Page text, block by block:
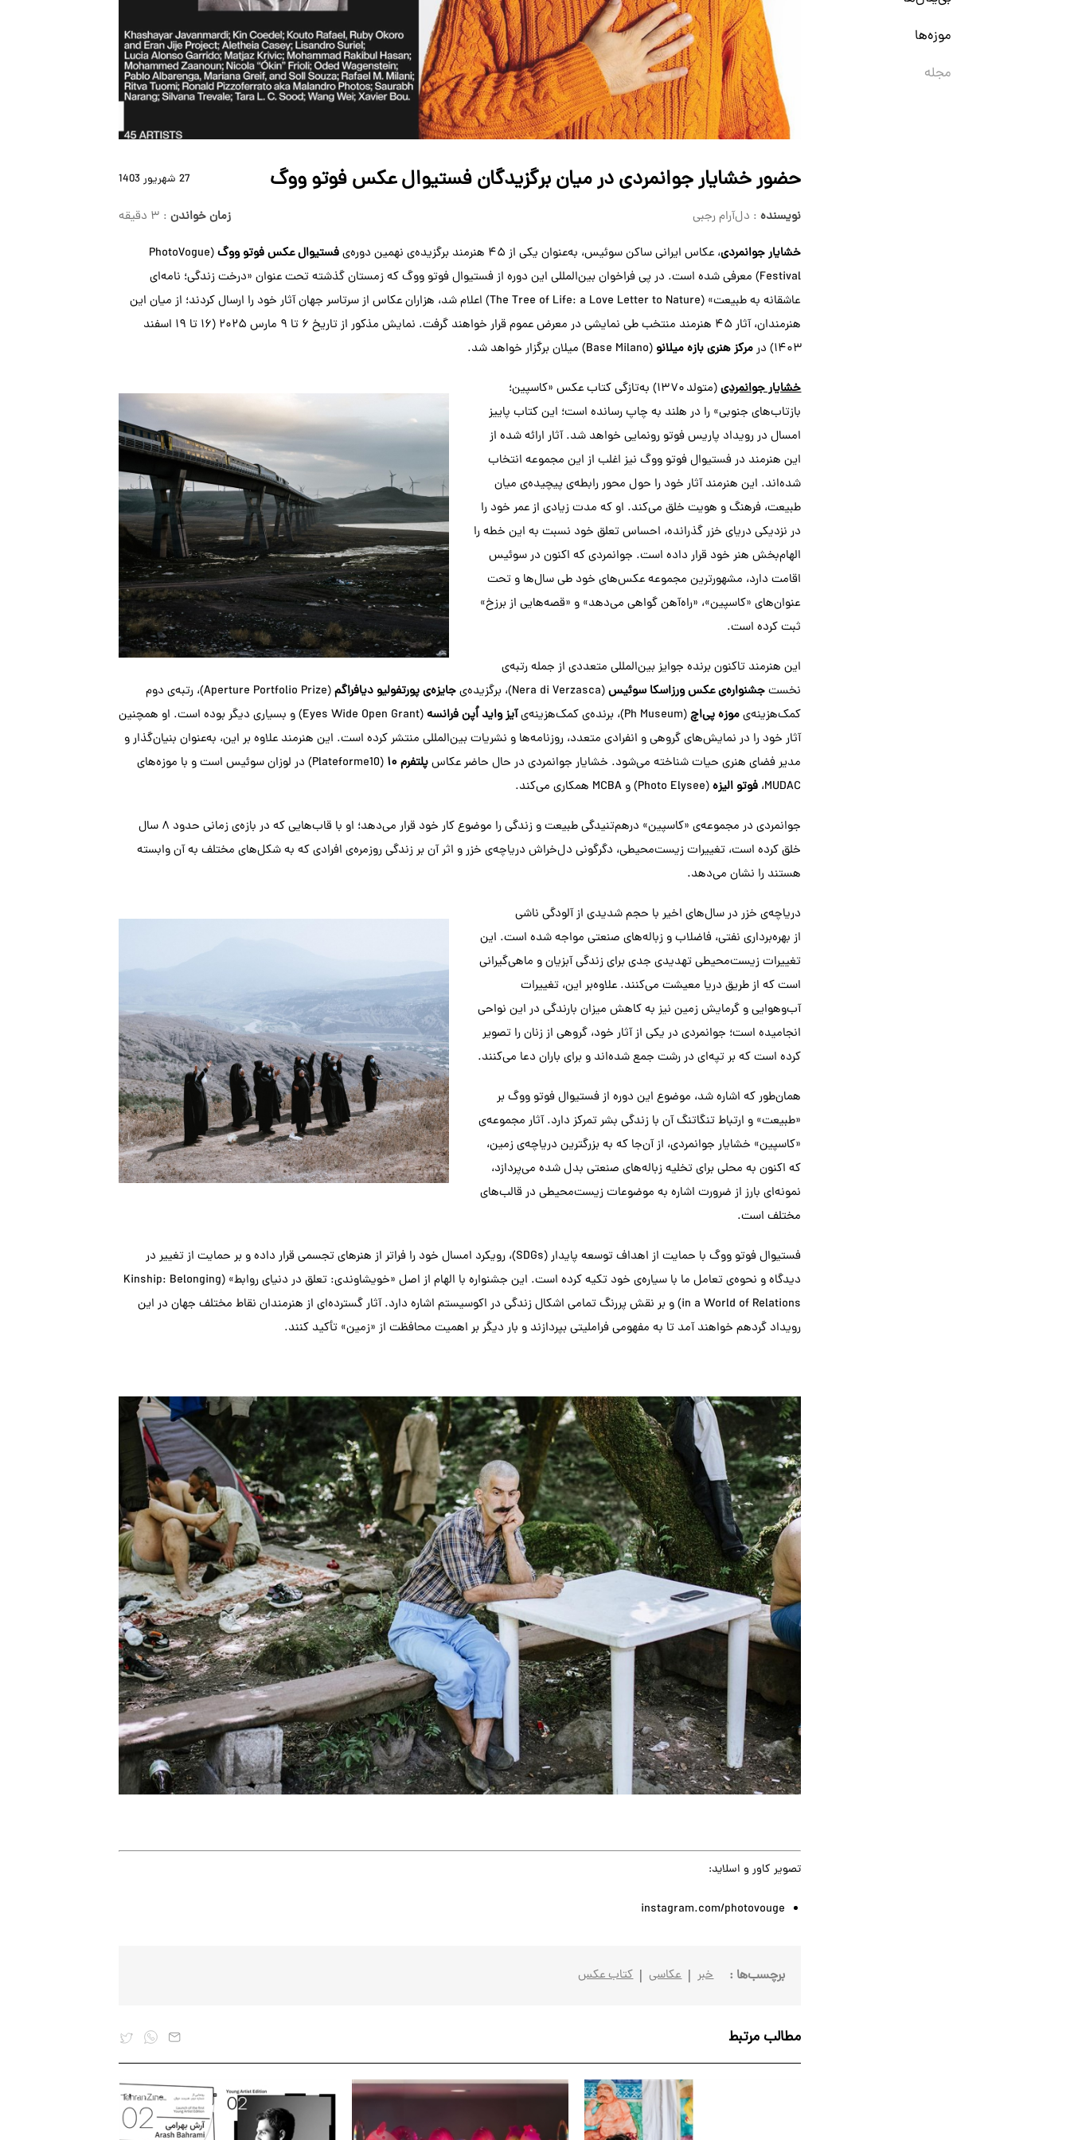
موزه‌ها
مجله
حضور خشایار جوانمردی در میان برگزیدگان فستیوال عکس فوتو ووگ 27 شهريور 1403
نویسنده: دل‌آرام رجبی زمان خواندن: ۳ دقیقه
خشایار جوانمردی، عکاس ایرانی ساکن سوئیس، به‌عنوان یکی از ۴۵ هنرمند برگزیده‌ی نهمین دوره‌ی فستیوال عکس فوتو ووگ (PhotoVogue
Festival) معرفی شده است. در پی فراخوان بین‌المللی این دوره از فستیوال فوتو ووگ که زمستان گذشته تحت عنوان «درخت زندگی؛ نامه‌ای
عاشقانه به طبیعت» (The Tree of Life: a Love Letter to Nature) اعلام شد، هزاران عکاس از سرتاسر جهان آثار خود را ارسال کردند؛ از میان این
هنرمندان، آثار ۴۵ هنرمند منتخب طی نمایشی در معرض عموم قرار خواهند گرفت. نمایش مذکور از تاریخ ۶ تا ۹ مارس ۲۰۲۵ (۱۶ تا ۱۹ اسفند
۱۴۰۳) در
مرکز هنری بازه میلانو (Base Milano) میلان برگزار خواهد شد.
خشایار جوانمردی
(متولد ۱۳۷۰) به‌تازگی کتاب عکس «کاسپین؛
بازتاب‌های جنوبی» را در هلند به چاپ رسانده است؛ این کتاب پاییز
امسال در رویداد پاریس فوتو رونمایی خواهد شد. آثار ارائه شده از
این هنرمند در فستیوال فوتو ووگ نیز اغلب از این مجموعه انتخاب
شده‌اند. این هنرمند آثار خود را حول محور رابطه‌ی پیچیده‌ی میان
طبیعت، فرهنگ و هویت خلق می‌کند. او که مدت زیادی از عمر خود را
در نزدیکی دریای خزر گذرانده، احساس تعلق خود نسبت به این خطه را
الهام‌بخش هنر خود قرار داده است. جوانمردی که اکنون در سوئیس
اقامت دارد، مشهورترین مجموعه عکس‌های خود طی سال‌ها و تحت
عنوان‌های «کاسپین»، «راه‌آهن گواهی می‌دهد» و «قصه‌هایی از برزخ»
ثبت کرده است.
این هنرمند تاکنون برنده‌ جوایز بین‌المللی متعددی از جمله رتبه‌ی
نخستجشنواره‌ی عکس ورزاسکا سوئیس(Nera di Verzasca)، برگزیده‌ی جایزه‌ی پورتفولیو دیافراگم
(Aperture Portfolio Prize)، رتبه‌ی دوم
کمک‌هزینه‌یموزه پی‌اچ(Ph Museum)، برنده‌ی کمک‌هزینه‌ی آیز واید اُپن فرانسه
(Eyes Wide Open Grant) و بسیاری دیگر بوده است. او همچنین
آثار خود را در نمایش‌های گروهی و انفرادی متعدد، روزنامه‌ها و نشریات بین‌المللی منتشر کرده است. این هنرمند علاوه بر این، به‌عنوان بنیان‌گذار و
مدیر فضای هنری حیات شناخته می‌شود. خشایار جوانمردی در حال حاضر عکاسپلتفرم ۱۰
(Plateforme10) در لوزان سوئیس است و با موزه‌های
MUDAC، فوتو الیزه(Photo Elysee) و MCBA همکاری می‌کند.
جوانمردی در مجموعه‌ی «کاسپین» درهم‌تنیدگی طبیعت و زندگی را موضوع کار خود قرار می‌دهد؛ او با قاب‌هایی که در بازه‌ی زمانی حدود ۸ سال
خلق کرده است، تغییرات زیست‌محیطی، دگرگونی دل‌خراش دریاچه‌ی خزر و اثر آن بر زندگی روزمره‌ی افرادی که به شکل‌های مختلف به آن وابسته
هستند را نشان می‌دهد.
دریاچه‌ی خزر در سال‌های اخیر با حجم شدیدی از آلودگی ناشی
از بهره‌برداری نفتی، فاضلاب و زباله‌های صنعتی مواجه شده است. این
تغییرات زیست‌محیطی تهدیدی جدی برای زندگی آبزیان و ماهی‌گیرانی
است که از طریق دریا معیشت می‌کنند. علاوه‌بر این، تغییرات
آب‌وهوایی و گرمایش زمین نیز به کاهش میزان بارندگی در این نواحی
انجامیده است؛ جوانمردی در یکی از آثار خود، گروهی از زنان را تصویر
کرده است که بر تپه‌ای در رشت جمع شده‌اند و برای باران دعا می‌کنند.
همان‌طور که اشاره شد، موضوع این دوره از فستیوال فوتو ووگ بر
«طبیعت» و ارتباط تنگاتنگ آن با زندگی بشر تمرکز دارد. آثار مجموعه‌ی
«کاسپین» خشایار جوانمردی، از آن‌جا که به بزرگترین دریاچه‌ی زمین،
که اکنون به محلی برای تخلیه زباله‌های صنعتی بدل شده می‌پردازد،
نمونه‌ای بارز از ضرورت اشاره به موضوعات زیست‌محیطی در قالب‌های
مختلف است.
فستیوال فوتو ووگ با حمایت از اهداف توسعه پایدار (SDGs)، رویکرد امسال خود را فراتر از هنرهای تجسمی قرار داده و بر حمایت از تغییر در
دیدگاه و نحوه‌ی تعامل ما با سیاره‌ی خود تکیه کرده است. این جشنواره با الهام از اصل «خویشاوندی: تعلق در دنیای روابط» (Kinship: Belonging
in a World of Relations) و بر نقش پررنگ تمامی اشکال زندگی در اکوسیستم اشاره دارد. آثار گسترده‌ای از هنرمندان نقاط مختلف جهان در این
رویداد گردهم خواهند آمد تا به مفهومی فراملیتی بپردازند و بار دیگر بر اهمیت محافظت از «زمین» تأکید کنند.
تصویر کاور و اسلاید:
instagram.com/photovouge
برچسب‌ها : خبر عکاسی کتاب عکس
مطالب مرتبط